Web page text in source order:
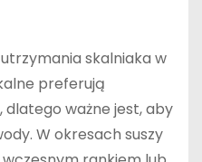
skalniaka w
preferują
ważne jest, aby
W okresach suszy